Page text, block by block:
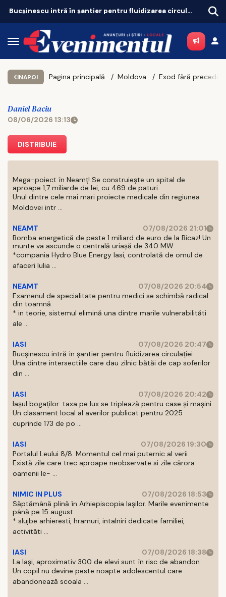
Bucșinescu intră în șantier pentru fluidizarea circulației
INAPOI Pagina principală Moldova
Daniel Baciu
08/06/2026 13:13
DISTRIBUIE
Mega-poiect în Neamț! Se construiește un spital de
aproape 1,7 miliarde de lei, cu 469 de paturi
Unul dintre cele mai mari proiecte medicale din regiunea
Moldovei intr ...
NEAMT
07/08/2026 21:01
Bomba energetică de peste 1 miliard de euro de la Bicaz! Un
munte va ascunde o centrală uriașă de 340 MW
*compania Hydro Blue Energy Iasi, controlată de omul de
afaceri Iulia ...
NEAMT
07/08/2026 20:54
Examenul de specialitate pentru medici se schimbă radical
din toamnă
* in teorie, sistemul elimină una dintre marile vulnerabilităti
ale ...
IASI
07/08/2026 20:47
Bucșinescu intră în șantier pentru fluidizarea circulației
Una dintre intersectiile care dau zilnic bătăi de cap soferilor
din ...
IASI
07/08/2026 20:42
Iașul bogaților: taxa pe lux se triplează pentru case și mașini
Un clasament local al averilor publicat pentru 2025
cuprinde 173 de po ...
IASI
07/08/2026 19:30
Portalul Leului 8/8. Momentul cel mai puternic al verii
Există zile care trec aproape neobservate si zile cărora
oamenii le- ...
NIMIC IN PLUS
07/08/2026 18:53
Săptămână plină în Arhiepiscopia Iașilor. Marile evenimente
până pe 15 august
* slujbe arhieresti, hramuri, intalniri dedicate familiei,
activităti ...
IASI
07/08/2026 18:38
La Iași, aproximativ 300 de elevi sunt în risc de abandon
Un copil nu devine peste noapte adolescentul care
abandonează scoala ...